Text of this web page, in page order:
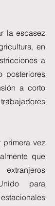
la escasez
en
a
posteriores
a corto
primera vez
que
para